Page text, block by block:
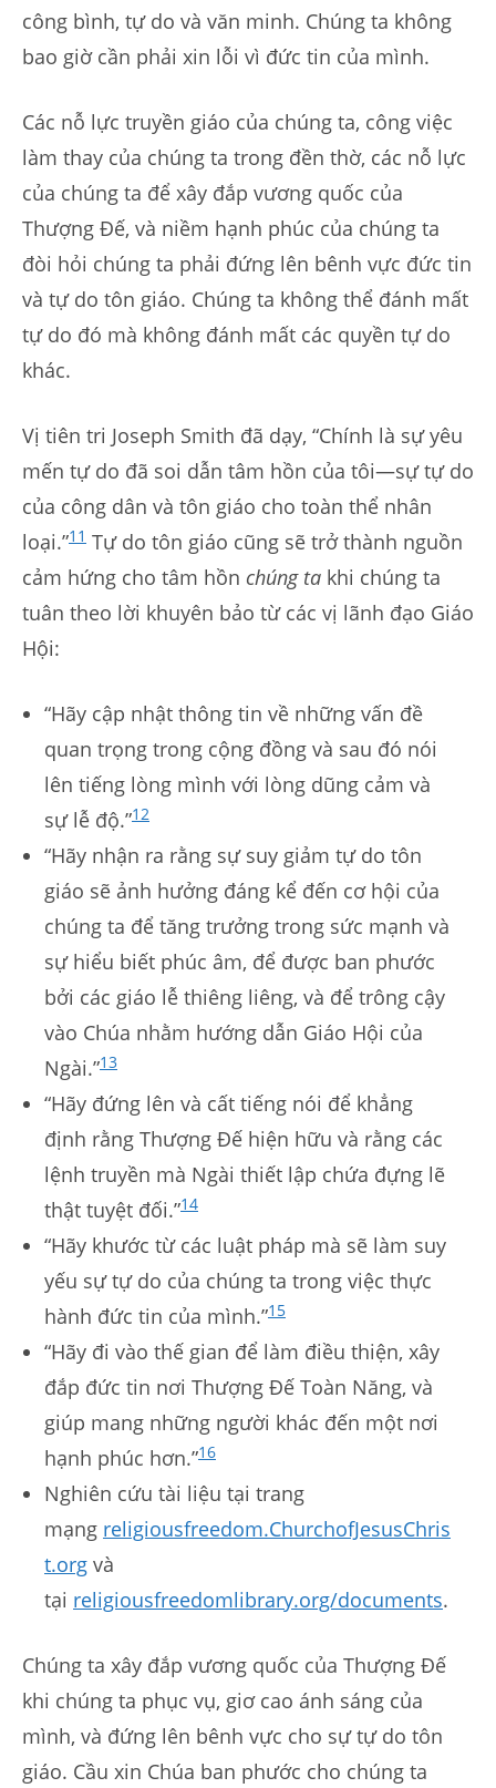
công bình, tự do và văn minh. Chúng ta không
bao giờ cần phải xin lỗi vì đức tin của mình.
Các nỗ lực truyền giáo của chúng ta, công việc
làm thay của chúng ta trong đền thờ, các nỗ lực
của chúng ta để xây đắp vương quốc của
Thượng Đế, và niềm hạnh phúc của chúng ta
đòi hỏi chúng ta phải đứng lên bênh vực đức tin
và tự do tôn giáo. Chúng ta không thể đánh mất
tự do đó mà không đánh mất các quyền tự do
khác.
Vị tiên tri Joseph Smith đã dạy, “Chính là sự yêu
mến tự do đã soi dẫn tâm hồn của tôi—sự tự do
của công dân và tôn giáo cho toàn thể nhân
loại.”11 Tự do tôn giáo cũng sẽ trở thành nguồn
cảm hứng cho tâm hồn chúng ta khi chúng ta
tuân theo lời khuyên bảo từ các vị lãnh đạo Giáo
Hội:
“Hãy cập nhật thông tin về những vấn đề
quan trọng trong cộng đồng và sau đó nói
lên tiếng lòng mình với lòng dũng cảm và
sự lễ độ.”12
“Hãy nhận ra rằng sự suy giảm tự do tôn
giáo sẽ ảnh hưởng đáng kể đến cơ hội của
chúng ta để tăng trưởng trong sức mạnh và
sự hiểu biết phúc âm, để được ban phước
bởi các giáo lễ thiêng liêng, và để trông cậy
vào Chúa nhằm hướng dẫn Giáo Hội của
Ngài.”13
“Hãy đứng lên và cất tiếng nói để khẳng
định rằng Thượng Đế hiện hữu và rằng các
lệnh truyền mà Ngài thiết lập chứa đựng lẽ
thật tuyệt đối.”14
“Hãy khước từ các luật pháp mà sẽ làm suy
yếu sự tự do của chúng ta trong việc thực
hành đức tin của mình.”15
“Hãy đi vào thế gian để làm điều thiện, xây
đắp đức tin nơi Thượng Đế Toàn Năng, và
giúp mang những người khác đến một nơi
hạnh phúc hơn.”16
Nghiên cứu tài liệu tại trang
mạng religiousfreedom.ChurchofJesusChris
t.org và
tại religiousfreedomlibrary.org/documents.
Chúng ta xây đắp vương quốc của Thượng Đế
khi chúng ta phục vụ, giơ cao ánh sáng của
mình, và đứng lên bênh vực cho sự tự do tôn
giáo. Cầu xin Chúa ban phước cho chúng ta